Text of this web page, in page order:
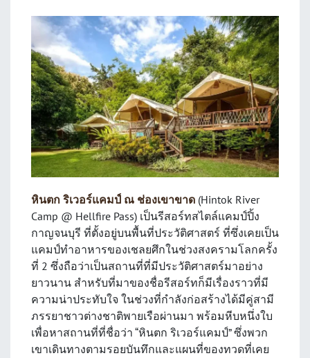
หินตก ริเวอร์แคมป์ ณ ช่องเขาขาด (Hintok River
Camp @ Hellfire Pass) เป็นรีสอร์ทสไตล์แคมป์ปิ้ง
กาญจนบุรี ที่ตั้งอยู่บนพื้นที่ประวัติศาสตร์ ที่ซึ่งเคยเป็น
แคมป์ทำอาหารของเชลยศึกในช่วงสงครามโลกครั้ง
ที่ 2 ซึ่งถือว่าเป็นสถานที่ที่มีประวัติศาสตร์มาอย่าง
ยาวนาน สำหรับที่มาของชื่อรีสอร์ทก็มีเรื่องราวที่มี
ความน่าประทับใจ ในช่วงที่กำลังก่อสร้างได้มีคู่สามี
ภรรยาชาวต่างชาติพายเรือผ่านมา พร้อมหีบหนึ่งใบ
เพื่อหาสถานที่ที่ชื่อว่า “หินตก ริเวอร์แคมป์” ซึ่งพวก
เขาเดินทางตามรอยบันทึกและแผนที่ของทวดที่เคย